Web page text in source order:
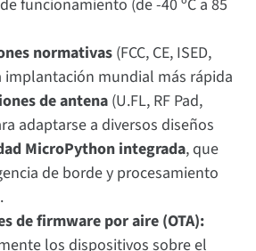
funcionamiento (de -40 ºC a 85
normativas(FCC, CE, ISED,
implantación mundial más rápida
de antena(U.FL, RF Pad,
adaptarse a diversos diseños
MicroPython integrada, que
de borde y procesamiento
de firmware por aire (OTA):
los dispositivos sobre el